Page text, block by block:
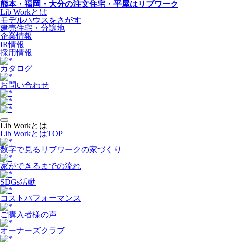
熊本・福岡・大分の注文住宅・平屋はリブワーク
Lib Workとは
モデルハウスをさがす
建売住宅・分譲地
企業情報
IR情報
採用情報
カタログ
お問い合わせ
Lib Workとは
Lib WorkとはTOP
数字で⾒るリブワークの家づくり
家ができるまでの流れ
SDGs活動
コストパフォーマンス
ご購入者様の声
オーナーズクラブ